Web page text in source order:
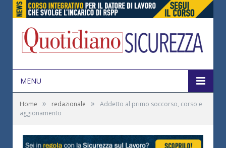
MENU
Home » redazionale »
Addetto al primo soccorso, corso e
aggionamento